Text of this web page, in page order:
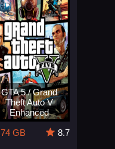
GTA 5 / Grand
Theft Auto V
Enhanced
GB
8.7